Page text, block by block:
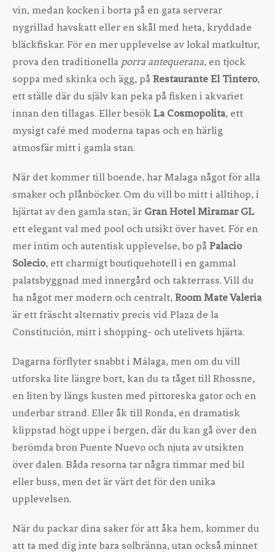
vin, medan kocken i borta på en gata serverar
nygrillad havskatt eller en skål med heta, kryddade
bläckfiskar. För en mer upplevelse av lokal matkultur,
prova den traditionella porra antequerana, en tjock
soppa med skinka och ägg, på Restaurante El Tintero,
ett ställe där du själv kan peka på fisken i akvariet
innan den tillagas. Eller besök La Cosmopolita, ett
mysigt café med moderna tapas och en härlig
atmosfär mitt i gamla stan.
När det kommer till boende, har Malaga något för alla
smaker och plånböcker. Om du vill bo mitt i alltihop, i
hjärtat av den gamla stan, är Gran Hotel Miramar GL
ett elegant val med pool och utsikt över havet. För en
mer intim och autentisk upplevelse, bo på Palacio
Solecio, ett charmigt boutiquehotell i en gammal
palatsbyggnad med innergård och takterrass. Vill du
ha något mer modern och centralt, Room Mate Valeria
är ett fräscht alternativ precis vid Plaza de la
Constitución, mitt i shopping- och utelivets hjärta.
Dagarna förflyter snabbt i Málaga, men om du vill
utforska lite längre bort, kan du ta tåget till Rhossne,
en liten by längs kusten med pittoreska gator och en
underbar strand. Eller åk till Ronda, en dramatisk
klippstad högt uppe i bergen, där du kan gå över den
berömda bron Puente Nuevo och njuta av utsikten
över dalen. Båda resorna tar några timmar med bil
eller buss, men det är värt det för den unika
upplevelsen.
När du packar dina saker för att åka hem, kommer du
att ta med dig inte bara solbränna, utan också minnet